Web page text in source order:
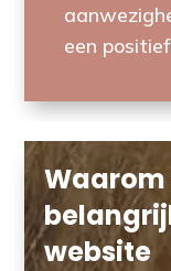
een
Waarom
website